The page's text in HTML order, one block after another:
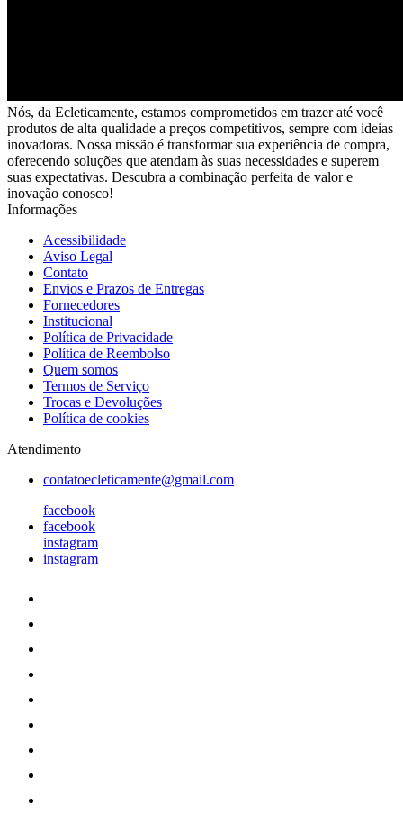
Nós, da Ecleticamente, estamos comprometidos em trazer até você
produtos de alta qualidade a preços competitivos, sempre com ideias
inovadoras. Nossa missão é transformar sua experiência de compra,
oferecendo soluções que atendam às suas necessidades e superem
suas expectativas. Descubra a combinação perfeita de valor e
inovação conosco!
Informações
Acessibilidade
Aviso Legal
Contato
Envios e Prazos de Entregas
Fornecedores
Institucional
Política de Privacidade
Política de Reembolso
Quem somos
Termos de Serviço
Trocas e Devoluções
Política de cookies
Atendimento
contatoecleticamente@gmail.com
facebook
facebook
instagram
instagram